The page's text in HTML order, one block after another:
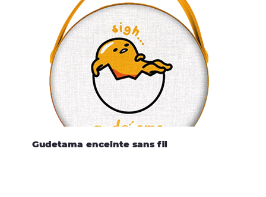
Gudetama enceinte sans fil